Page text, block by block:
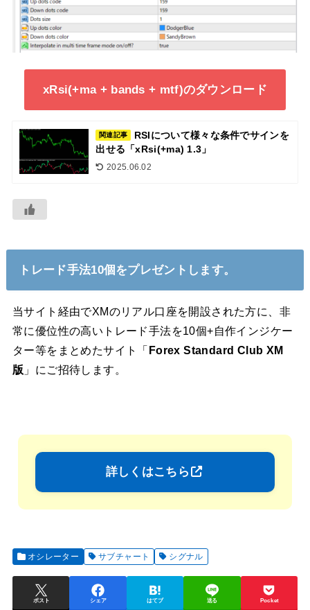
xRsi(+ma + bands + mtf)のダウンロード
関連記事
RSIについて様々な条件でサインを
出せる「xRsi(+ma) 1.3」
2025.06.02
トレード手法10個をプレゼントします。
当サイト経由でXMのリアル口座を開設された方に、非
常に優位性の高いトレード手法を10個+自作インジケー
ター等をまとめたサイト「 Forex Standard Club XM
版 」にご招待します。
詳しくはこちら
オシレーター サブチャート シグナル
ポスト シェア はてブ 送る Pocket